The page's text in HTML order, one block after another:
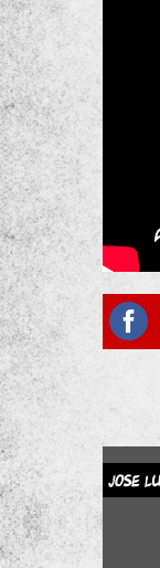
JOSE